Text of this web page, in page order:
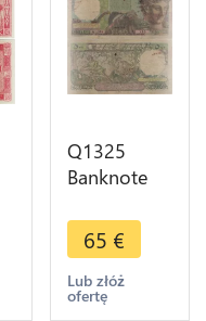
Q1325
Banknote
Francs 1956
-> Make
offer
65 €
Lub złóż
ofertę